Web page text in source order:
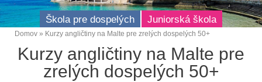
Škola pre dospelých Juniorská škola
Omrvinka
Domov Kurzy angličtiny na Malte pre zrelých dospelých 50+
Kurzy angličtiny na Malte pre
zrelých dospelých 50+